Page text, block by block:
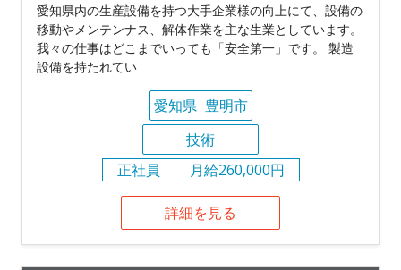
愛知県内の生産設備を持つ大手企業様の向上にて、設備の
移動やメンテンナス、解体作業を主な生業としています。
我々の仕事はどこまでいっても「安全第一」です。 製造
設備を持たれてい
愛知県 豊明市
技術
正社員
月給260,000円
詳細を見る